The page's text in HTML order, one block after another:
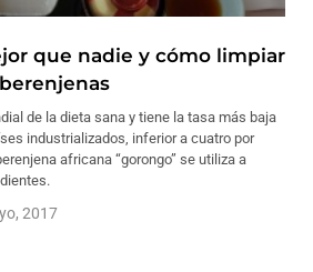
que nadie y cómo limpiar
de la dieta sana y tiene la tasa más baja
industrializados, inferior a cuatro por
africana “gorongo” se utiliza a
2017